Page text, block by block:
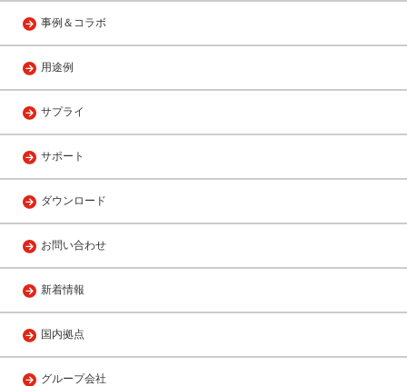
事例＆コラボ
用途例
サプライ
サポート
ダウンロード
お問い合わせ
新着情報
国内拠点
グループ会社